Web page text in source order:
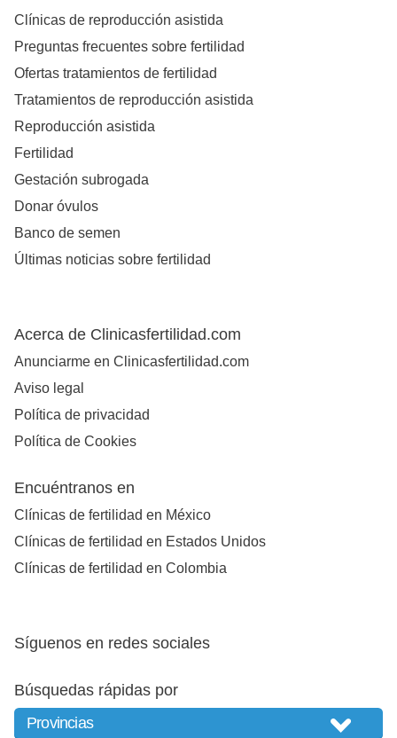
Clínicas de reproducción asistida
Preguntas frecuentes sobre fertilidad
Ofertas tratamientos de fertilidad
Tratamientos de reproducción asistida
Reproducción asistida
Fertilidad
Gestación subrogada
Donar óvulos
Banco de semen
Últimas noticias sobre fertilidad
Acerca de Clinicasfertilidad.com
Anunciarme en Clinicasfertilidad.com
Aviso legal
Política de privacidad
Política de Cookies
Encuéntranos en
Clínicas de fertilidad en México
Clínicas de fertilidad en Estados Unidos
Clínicas de fertilidad en Colombia
Síguenos en redes sociales
Búsquedas rápidas por